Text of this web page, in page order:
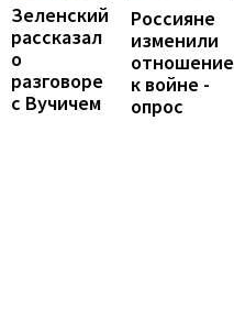
Зеленский
рассказал
о
разговоре
с Вучичем
Россияне
изменили
отношение
к войне -
опрос